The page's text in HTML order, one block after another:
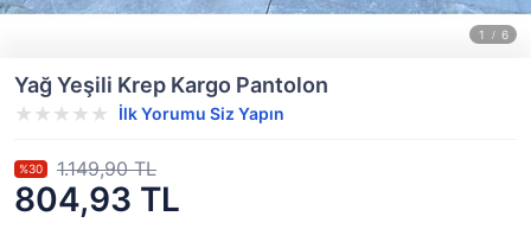
Yağ Yeşili Krep Kargo Pantolon
İlk Yorumu Siz Yapın
804,93 TL
%30 1.149,90 TL